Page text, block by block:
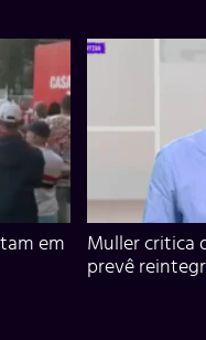
em
Muller critica
prevê